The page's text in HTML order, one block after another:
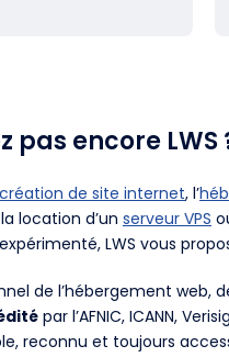
pas encore LWS
création de site internet, l’
location d’un serveur VPS
LWS vous
de l’hébergement
par l’AFNIC, ICANN,
reconnu et toujours